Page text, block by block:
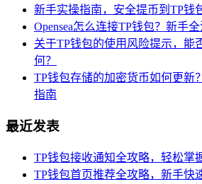
新手实操指南，安全提币到TP钱
Opensea怎么连接TP钱包？新手
关于TP钱包的使用风险提示，能
何？
TP钱包存储的加密货币如何更新
指南
最近发表
TP钱包接收通知全攻略，轻松掌
TP钱包首页推荐全攻略，新手快